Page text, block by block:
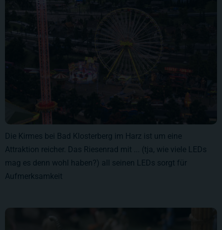
Die Kirmes bei Bad Klosterberg im Harz ist um eine
Attraktion reicher. Das Riesenrad mit ... (tja, wie viele LEDs
mag es denn wohl haben?) all seinen LEDs sorgt für
Aufmerksamkeit